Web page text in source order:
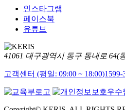
인스타그램
페이스북
유튜브
41061 대구광역시 동구 동내로 64(
고객센터 (평일: 09:00 ~ 18:00)1599-